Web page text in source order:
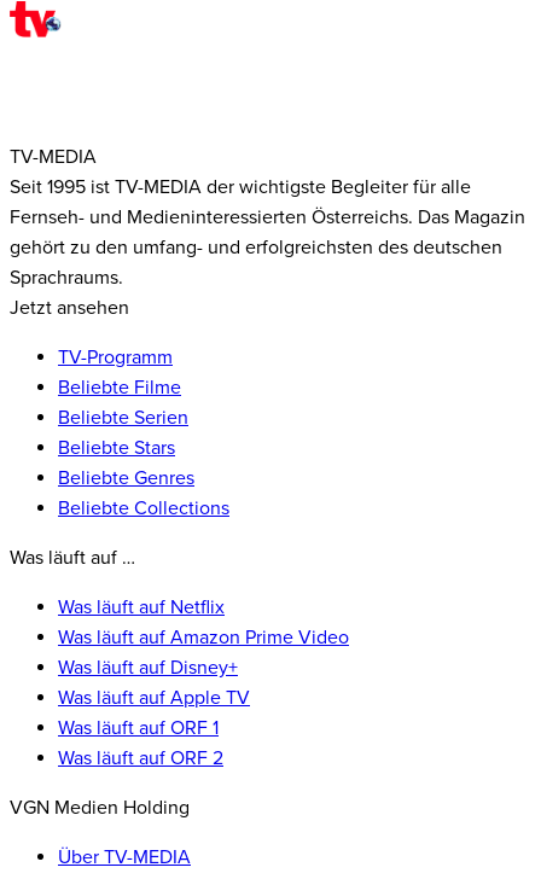
TV-MEDIA
Seit 1995 ist TV-MEDIA der wichtigste Begleiter für alle
Fernseh- und Medieninteressierten Österreichs. Das Magazin
gehört zu den umfang- und erfolgreichsten des deutschen
Sprachraums.
Jetzt ansehen
TV-Programm
Beliebte Filme
Beliebte Serien
Beliebte Stars
Beliebte Genres
Beliebte Collections
Was läuft auf …
Was läuft auf Netflix
Was läuft auf Amazon Prime Video
Was läuft auf Disney+
Was läuft auf Apple TV
Was läuft auf ORF 1
Was läuft auf ORF 2
VGN Medien Holding
Über TV-MEDIA